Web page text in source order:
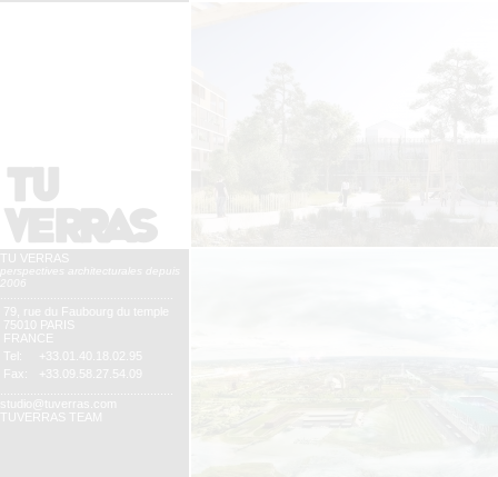
TU VERRAS
perspectives architecturales depuis
79, rue du Faubourg du temple
75010 PARIS
FRANCE
Tel:
+33.01.40.18.02.95
Fax:
+33.09.58.27.54.09
studio@tuverras.com
TUVERRAS TEAM